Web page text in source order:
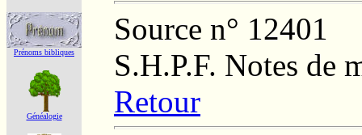
Prénoms bibliques
Généalogie
Source n° 12401
S.H.P.F. Notes de
Retour